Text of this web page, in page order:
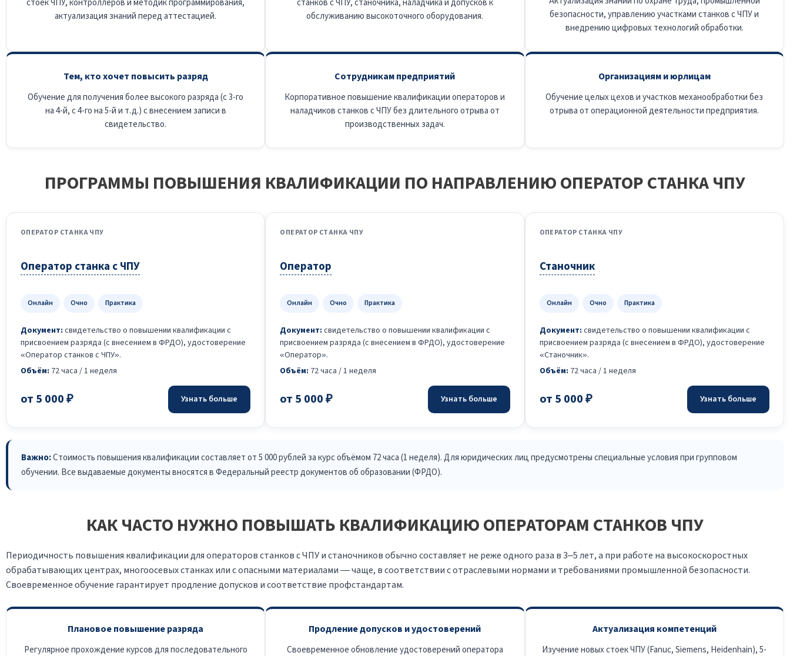
актуализация знаний перед аттестацией.
обслуживанию высокоточного оборудования.
безопасности, управлению участками станков с ЧПУ и
внедрению цифровых технологий обработки.
Тем, кто хочет повысить разряд
Обучение для получения более высокого разряда (с 3-го
на 4-й, с 4-го на 5-й и т.д.) с внесением записи в
свидетельство.
Сотрудникам предприятий
Корпоративное повышение квалификации операторов и
наладчиков станков с ЧПУ без длительного отрыва от
производственных задач.
Организациям и юрлицам
Обучение целых цехов и участков механообработки без
отрыва от операционной деятельности предприятия.
ПРОГРАММЫ ПОВЫШЕНИЯ КВАЛИФИКАЦИИ ПО НАПРАВЛЕНИЮ ОПЕРАТОР СТАНКА ЧПУ
ОПЕРАТОР СТАНКА ЧПУ
Оператор станка с ЧПУ
Онлайн Очно Практика
Документ: свидетельство о повышении квалификации с
присвоением разряда (с внесением в ФРДО), удостоверение
«Оператор станков с ЧПУ».
Объём: 72 часа / 1 неделя
от 5 000 ₽ Узнать больше
ОПЕРАТОР СТАНКА ЧПУ
Оператор
Онлайн Очно Практика
Документ: свидетельство о повышении квалификации с
присвоением разряда (с внесением в ФРДО), удостоверение
«Оператор».
Объём: 72 часа / 1 неделя
от 5 000 ₽ Узнать больше
ОПЕРАТОР СТАНКА ЧПУ
Станочник
Онлайн Очно Практика
Документ: свидетельство о повышении квалификации с
присвоением разряда (с внесением в ФРДО), удостоверение
«Станочник».
Объём: 72 часа / 1 неделя
от 5 000 ₽ Узнать больше
Важно:Стоимость повышения квалификации составляет от 5 000 рублей за курс объёмом 72 часа (1 неделя). Для юридических лиц предусмотрены специальные условия при групповом
обучении. Все выдаваемые документы вносятся в Федеральный реестр документов об образовании (ФРДО).
КАК ЧАСТО НУЖНО ПОВЫШАТЬ КВАЛИФИКАЦИЮ ОПЕРАТОРАМ СТАНКОВ ЧПУ
Периодичность повышения квалификации для операторов станков с ЧПУ и станочников обычно составляет не реже одного раза в 3–5 лет, а при работе на высокоскоростных
обрабатывающих центрах, многоосевых станках или с опасными материалами — чаще, в соответствии с отраслевыми нормами и требованиями промышленной безопасности.
Своевременное обучение гарантирует продление допусков и соответствие профстандартам.
Плановое повышение разряда
Регулярное прохождение курсов для последовательного
Продление допусков и удостоверений
Своевременное обновление удостоверений оператора
Актуализация компетенций
Изучение новых стоек ЧПУ (Fanuc, Siemens, Heidenhain), 5-